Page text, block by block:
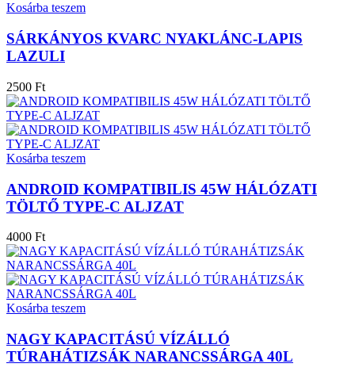
Kosárba teszem
SÁRKÁNYOS KVARC NYAKLÁNC-LAPIS
LAZULI
2500 Ft
Kosárba teszem
ANDROID KOMPATIBILIS 45W HÁLÓZATI
TÖLTŐ TYPE-C ALJZAT
4000 Ft
Kosárba teszem
NAGY KAPACITÁSÚ VÍZÁLLÓ
TÚRAHÁTIZSÁK NARANCSSÁRGA 40L